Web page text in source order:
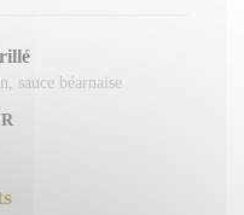
sauce béarnaise